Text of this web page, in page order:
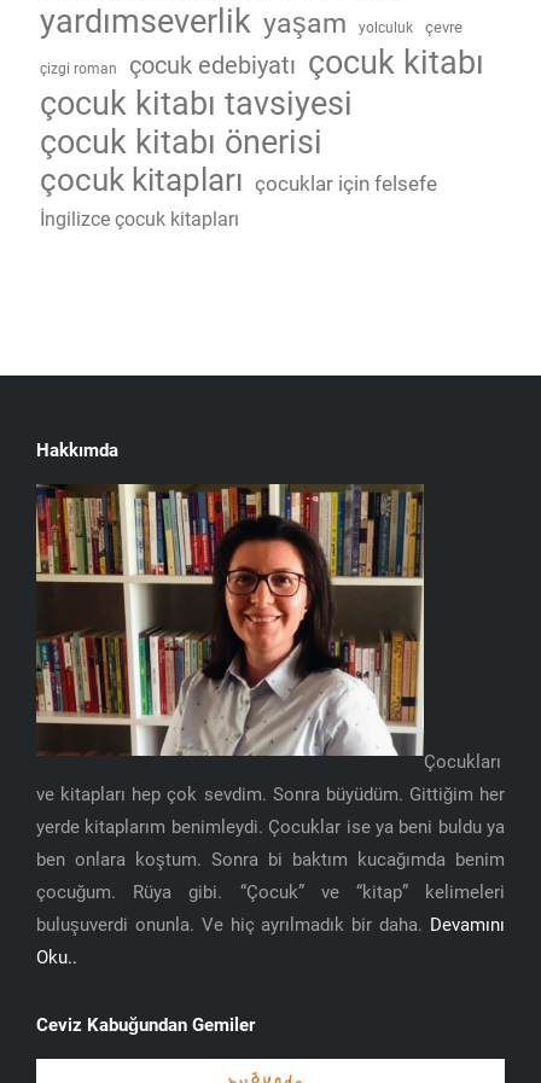
yardımseverlik yaşam yolculuk çevre
çizgi roman çocuk edebiyatı çocuk kitabı
çocuk kitabı tavsiyesi
çocuk kitabı önerisi
çocuk kitapları çocuklar için felsefe
İngilizce çocuk kitapları
Hakkımda
Çocukları
ve kitapları hep çok sevdim. Sonra büyüdüm. Gittiğim her
yerde kitaplarım benimleydi. Çocuklar ise ya beni buldu ya
ben onlara koştum. Sonra bi baktım kucağımda benim
çocuğum. Rüya gibi. “Çocuk” ve “kitap” kelimeleri
buluşuverdi onunla. Ve hiç ayrılmadık bir daha. Devamını
Oku..
Ceviz Kabuğundan Gemiler